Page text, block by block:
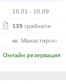
16.01 - 10.09
139 грабнати
кв. Манастирски
Онлайн резервация